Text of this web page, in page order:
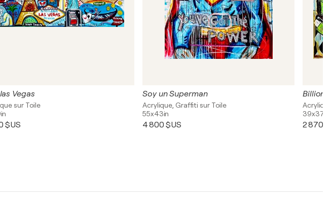
Vegas
sur Toile
$US
Soy un Superman
Acrylique, Graffiti sur Toile
55x43in
4 800 $US
39x37in
2 870